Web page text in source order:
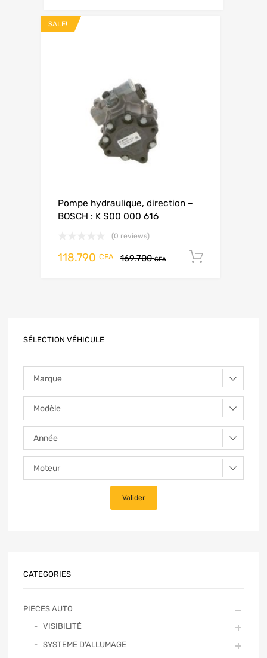
SALE!
Pompe hydraulique, direction –
BOSCH : K S00 000 616
(0 reviews)
169.700CFA
118.790 CFA
SÉLECTION VÉHICULE
CATEGORIES
PIECES AUTO
VISIBILITÉ
SYSTEME D'ALLUMAGE